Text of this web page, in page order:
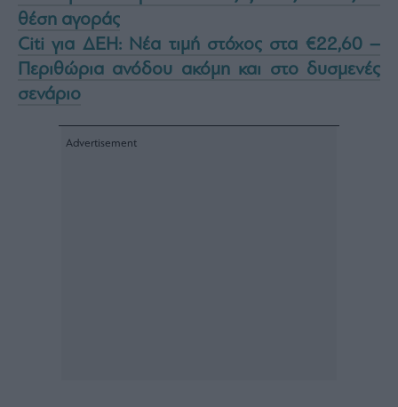
θέση αγοράς
Citi για ΔΕΗ: Νέα τιμή στόχος στα €22,60 –
Περιθώρια ανόδου ακόμη και στο δυσμενές
σενάριο